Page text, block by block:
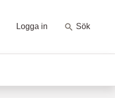
Logga in Sök